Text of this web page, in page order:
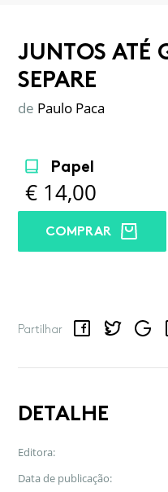
JUNTOS ATÉ
SEPARE
de Paulo Paca
Papel
€ 14,00
COMPRAR
Partilhar
FacebookTwitterGoogle
DETALHE
Editora:
Data de publicação: